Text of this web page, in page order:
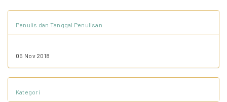
Kredit Web-site
Penulis dan Tanggal Penulisan
05 Nov 2018
Kategori